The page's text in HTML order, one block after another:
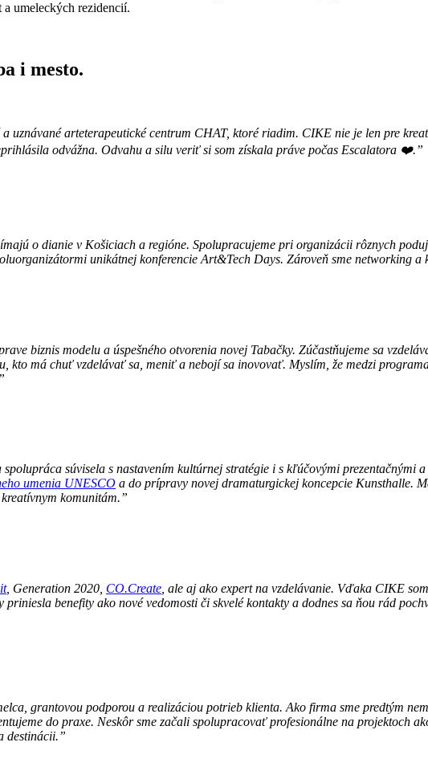
umeleckých rezidencií.
i mesto.
a uznávané arteterapeutické centrum CHAT, ktoré riadim. CIKE nie je len pre
odvážna. Odvahu a silu veriť si som získala práve počas Escalatora ❤️.”
o dianie v Košiciach a regióne. Spolupracujeme pri organizácii rôznych
unikátnej konferencie Art&Tech Days. Zároveň sme networking
biznis modelu a úspešného otvorenia novej Tabačky. Zúčastňujeme sa
kto má chuť vzdelávať sa, meniť a nebojí sa inovovať. Myslím, že medzi
súvisela s nastavením kultúrnej stratégie i s kľúčovými prezentačnými
umenia UNESCO a do prípravy novej dramaturgickej koncepcie Kunsthalle.
komunitám.”
, Generation 2020, CO.Create , ale aj ako expert na vzdelávanie. Vďaka CIKE
benefity ako nové vedomosti či skvelé kontakty a dodnes sa ňou rád
grantovou podporou a realizáciou potrieb klienta. Ako firma sme predtým
do praxe. Neskôr sme začali spolupracovať profesionálne na projektoch
destinácii.”